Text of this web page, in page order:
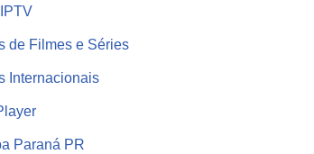
de Filmes e Séries
Internacionais
Paraná PR